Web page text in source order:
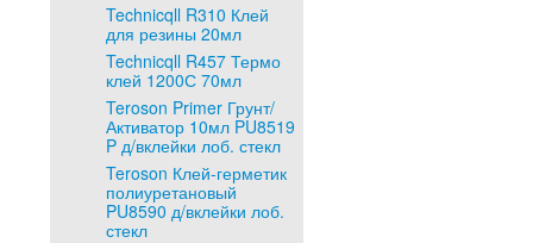
Technicqll R310 Клей
для резины 20мл
Technicqll R457 Термо
клей 1200С 70мл
Teroson Primer Грунт/
Активатор 10мл PU8519
P д/вклейки лоб. стекл
Teroson Клей-герметик
полиуретановый
PU8590 д/вклейки лоб.
стекл